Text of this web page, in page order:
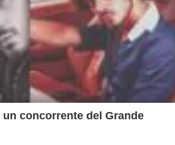
un concorrente del Grande